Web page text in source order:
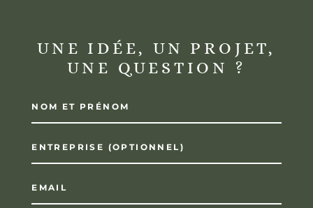
UNE IDÉE, UN PROJET,
UNE QUESTION ?